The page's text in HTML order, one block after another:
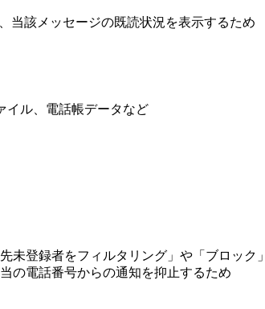
当該メッセージの既読状況を表示するため
イル、電話帳データなど
録者をフィルタリング」や「ブロック
の電話番号からの通知を抑止するため